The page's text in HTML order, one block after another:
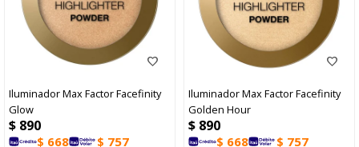
Iluminador Max Factor Facefinity
Glow
$ 890
$ 668 $ 757
Iluminador Max Factor Facefinity
Golden Hour
$ 890
$ 668 $ 757